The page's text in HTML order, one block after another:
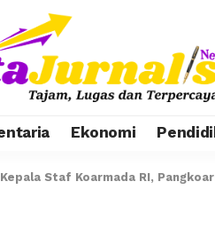
Ekonomi
Staf Koarmada RI,